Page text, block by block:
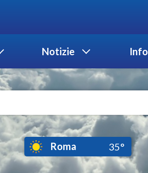
Notizie Info
Roma 35°